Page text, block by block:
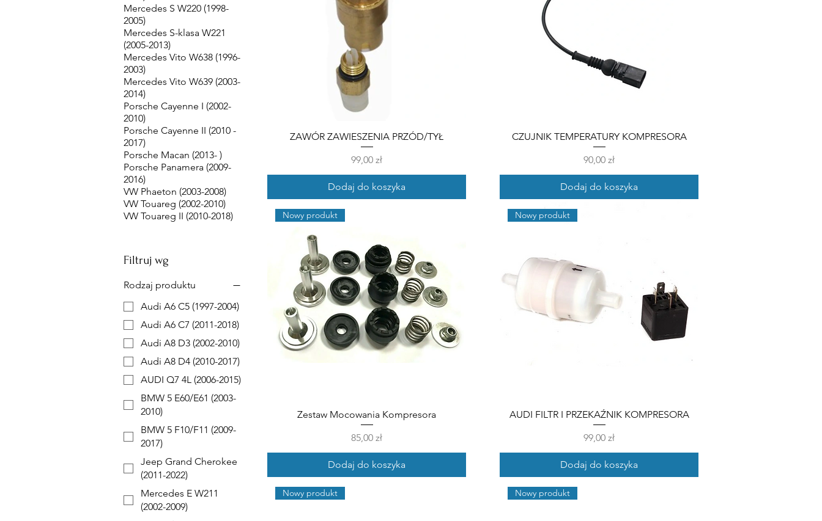
Mercedes S W220 (1998-
2005)
Mercedes S-klasa W221
(2005-2013)
Mercedes Vito W638 (1996-
2003)
Mercedes Vito W639 (2003-
2014)
Porsche Cayenne I (2002-
2010)
Porsche Cayenne II (2010 -
2017)
Porsche Macan (2013- )
Porsche Panamera (2009-
2016)
VW Phaeton (2003-2008)
VW Touareg (2002-2010)
VW Touareg II (2010-2018)
Filtruj wg
Rodzaj produktu
Audi A6 C5 (1997-2004)
Audi A6 C7 (2011-2018)
Audi A8 D3 (2002-2010)
Audi A8 D4 (2010-2017)
AUDI Q7 4L (2006-2015)
BMW 5 E60/E61 (2003-
2010)
BMW 5 F10/F11 (2009-
2017)
Jeep Grand Cherokee
(2011-2022)
Mercedes E W211
(2002-2009)
ZAWÓR ZAWIESZENIA PRZÓD/TYŁ
Cena
99,00 zł
Dodaj do koszyka
CZUJNIK TEMPERATURY KOMPRESORA
Cena
90,00 zł
Dodaj do koszyka
Nowy produkt
Zestaw Mocowania Kompresora
Cena
85,00 zł
Dodaj do koszyka
Nowy produkt
AUDI FILTR I PRZEKAŹNIK KOMPRESORA
Cena
99,00 zł
Dodaj do koszyka
Nowy produkt Nowy produkt